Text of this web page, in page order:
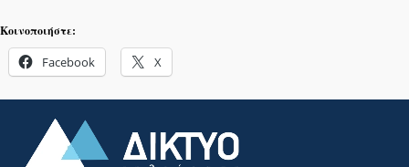
Κοινοποιήστε:
Facebook X